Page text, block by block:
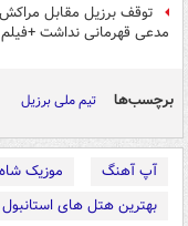
توقف برزیل مقابل
مدعی قهرمانی نداشت +فیلم
برچسب‌ها تیم ملی برزیل
آپ آهنگ موزیک شاه
بهترین هتل های استانبول